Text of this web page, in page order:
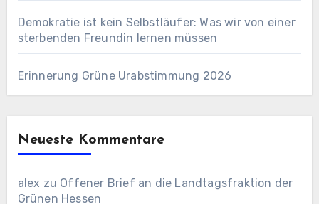
Demokratie ist kein Selbstläufer: Was wir von einer
sterbenden Freundin lernen müssen
Erinnerung Grüne Urabstimmung 2026
Neueste Kommentare
alex zu Offener Brief an die Landtagsfraktion der
Grünen Hessen